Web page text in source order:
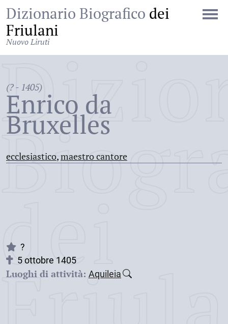
Dizionario Biografico dei
Friulani
Nuovo Liruti
(? - 1405)
Enrico da
Bruxelles
ecclesiastico,maestro cantore
dei
?
5 ottobre 1405
Luoghi di attività: Aquileia